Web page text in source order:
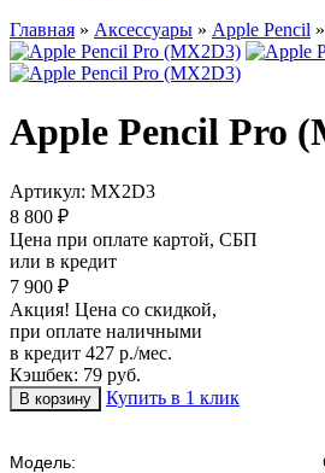
Главная » Аксессуары » Apple Pencil
Apple Pencil Pro
Артикул: MX2D3
8 800 ₽
Цена при оплате картой, СБП
или в кредит
7 900 ₽
Акция! Цена со скидкой,
при оплате наличными
в кредит 427 р./мес.
Кэшбек: 79 руб.
Купить в 1 клик
Модель: